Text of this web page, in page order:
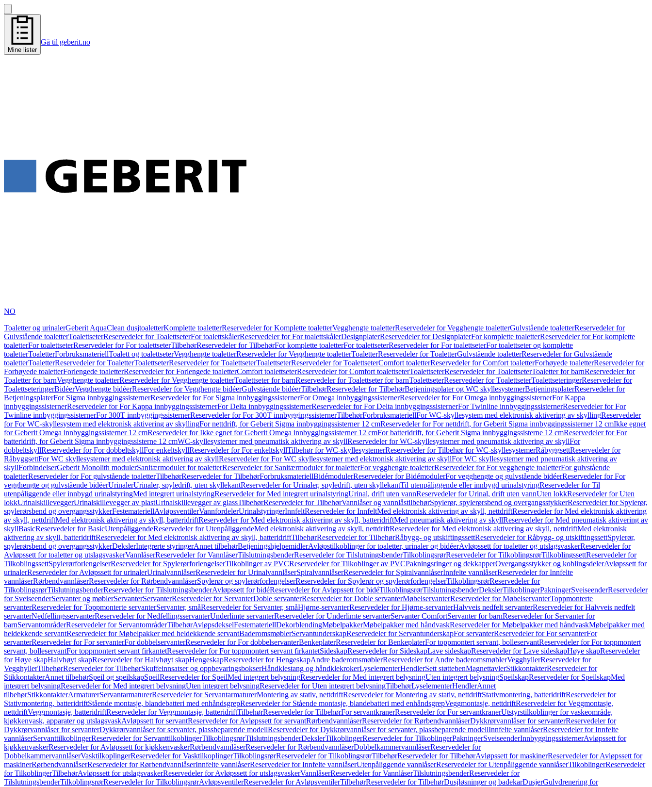
Mine lister
Gå til geberit.no
NO
Toaletter og urinalerGeberit AquaClean dusjtoaletterKomplette toaletterReservedeler for Komplette toaletterVegghengte toaletterReservedeler for Vegghengte toaletterGulvstående toaletterReservedeler for
Gulvstående toaletterToalettseterReservedeler for ToalettseterFor toalettskålerReservedeler for For toalettskålerDesignplaterReservedeler for DesignplaterFor komplette toaletterReservedeler for For komplette
toaletterFor toalettseterReservedeler for For toalettseterTilbehørReservedeler for TilbehørFor komplette toaletterFor toalettseterReservedeler for For toalettseterFor toalettseter og komplette
toaletterToaletterForbruksmateriellToalett og toalettseterVegghengte toaletterReservedeler for Vegghengte toaletterToaletterReservedeler for ToaletterGulvstående toaletterReservedeler for Gulvstående
toaletterToaletterReservedeler for ToaletterToalettseterReservedeler for ToalettseterToalettseterReservedeler for ToalettseterComfort toaletterReservedeler for Comfort toaletterForhøyede toaletterReservedeler for
Forhøyede toaletterForlengede toaletterReservedeler for Forlengede toaletterComfort toalettseterReservedeler for Comfort toalettseterToalettseterReservedeler for ToalettseterToaletter for barnReservedeler for
Toaletter for barnVegghengte toaletterReservedeler for Vegghengte toaletterToalettseter for barnReservedeler for Toalettseter for barnToalettseterReservedeler for ToalettseterToalettseteringerReservedeler for
ToalettseteringerBidéerVegghengte bidéerReservedeler for Vegghengte bidéerGulvstående bidéerTilbehørReservedeler for TilbehørBetjeningsplater og WC skyllesystemerBetjeningsplaterReservedeler for
BetjeningsplaterFor Sigma innbyggingssisternerReservedeler for For Sigma innbyggingssisternerFor Omega innbyggingssisternerReservedeler for For Omega innbyggingssisternerFor Kappa
innbyggingssisternerReservedeler for For Kappa innbyggingssisternerFor Delta innbyggingssisternerReservedeler for For Delta innbyggingssisternerFor Twinline innbyggingssisternerReservedeler for For
Twinline innbyggingssisternerFor 300T innbyggingssisternerReservedeler for For 300T innbyggingssisternerTilbehørForbruksmateriellFor WC-skyllesystem med elektronisk aktivering av skyllingReservedeler
for For WC-skyllesystem med elektronisk aktivering av skyllingFor nettdrift, for Geberit Sigma innbyggingssisterner 12 cmReservedeler for For nettdrift, for Geberit Sigma innbyggingssisterner 12 cmIkke egnet
for Geberit Omega innbyggingssisterner 12 cmReservedeler for Ikke egnet for Geberit Omega innbyggingssisterner 12 cmFor batteridrift, for Geberit Sigma innbyggingssisterne 12 cmReservedeler for For
batteridrift, for Geberit Sigma innbyggingssisterne 12 cmWC-skyllesystemer med pneumatisk aktivering av skyllReservedeler for WC-skyllesystemer med pneumatisk aktivering av skyllFor
dobbeltskyllReservedeler for For dobbeltskyllFor enkeltskyllReservedeler for For enkeltskyllTilbehør for WC-skyllesystemerReservedeler for Tilbehør for WC-skyllesystemerRåbyggsettReservedeler for
RåbyggsettFor WC skyllesystemer med elektronisk aktivering av skyllReservedeler for For WC skyllesystemer med elektronisk aktivering av skyllFor WC skyllesystemer med pneumatisk aktivering av
skyllForbindelserGeberit Monolith modulerSanitærmoduler for toaletterReservedeler for Sanitærmoduler for toaletterFor vegghengte toaletterReservedeler for For vegghengte toaletterFor gulvstående
toaletterReservedeler for For gulvstående toaletterTilbehørReservedeler for TilbehørForbruksmateriellBidémodulerReservedeler for BidémodulerFor vegghengte og gulvstående bidéerReservedeler for For
vegghengte og gulvstående bidéerUrinalerUrinaler, spyledrift, uten skyllekantReservedeler for Urinaler, spyledrift, uten skyllekantTil utenpåliggende eller innbygd urinalstyringReservedeler for Til
utenpåliggende eller innbygd urinalstyringMed integrert urinalstyringReservedeler for Med integrert urinalstyringUrinal, drift uten vannReservedeler for Urinal, drift uten vannUten lokkReservedeler for Uten
lokkUrinalskilleveggerUrinalskillevegger av plastUrinalskillevegger av glassTilbehørReservedeler for TilbehørVannlåser og vannlåstilbehørSpylerør, spylerørsbend og overgangsstykkerReservedeler for Spylerør,
spylerørsbend og overgangsstykkerFestemateriellAvløpsventilerVannfordelerUrinalstyringerInnfeltReservedeler for InnfeltMed elektronisk aktivering av skyll, nettdriftReservedeler for Med elektronisk aktivering
av skyll, nettdriftMed elektronisk aktivering av skyll, batteridriftReservedeler for Med elektronisk aktivering av skyll, batteridriftMed pneumatisk aktivering av skyllReservedeler for Med pneumatisk aktivering av
skyllBasicReservedeler for BasicUtenpåliggendeReservedeler for UtenpåliggendeMed elektronisk aktivering av skyll, nettdriftReservedeler for Med elektronisk aktivering av skyll, nettdriftMed elektronisk
aktivering av skyll, batteridriftReservedeler for Med elektronisk aktivering av skyll, batteridriftTilbehørReservedeler for TilbehørRåbygg- og utskiftingssettReservedeler for Råbygg- og utskiftingssettSpylerør,
spylerørsbend og overgangsstykkerDekslerIntegrerte styringerAnnet tilbehørBetjeningshjelpemidlerAvløpstilkoblinger for toaletter, urinaler og bidéerAvløpssett for toaletter og utslagsvaskerReservedeler for
Avløpssett for toaletter og utslagsvaskerVannlåserReservedeler for VannlåserTilslutningsbenderReservedeler for TilslutningsbenderTilkoblingsrørReservedeler for TilkoblingsrørTilkoblingssettReservedeler for
TilkoblingssettSpylerørforlengelserReservedeler for SpylerørforlengelserTilkoblinger av PVCReservedeler for Tilkoblinger av PVCPakningsringer og dekkapperOvergangsstykker og koblingsdelerAvløpssett for
urinalerReservedeler for Avløpssett for urinalerUrinalvannlåserReservedeler for UrinalvannlåserSpiralvannlåserReservedeler for SpiralvannlåserInnfelte vannlåserReservedeler for Innfelte
vannlåserRørbendvannlåserReservedeler for RørbendvannlåserSpylerør og spylerørforlengelserReservedeler for Spylerør og spylerørforlengelserTilkoblingsrørReservedeler for
TilkoblingsrørTilslutningsbenderReservedeler for TilslutningsbenderAvløpssett for bidéReservedeler for Avløpssett for bidéTilkoblingsrørTilslutningsbenderDekslerTilkoblingerPakningerSveiseenderReservedeler
for SveiseenderServanter og møblerServanterServanterReservedeler for ServanterDoble servanterReservedeler for Doble servanterMøbelservanterReservedeler for MøbelservanterToppmonterte
servanterReservedeler for Toppmonterte servanterServanter, småReservedeler for Servanter, småHjørne-servanterReservedeler for Hjørne-servanterHalvveis nedfelt servanterReservedeler for Halvveis nedfelt
servanterNedfellingsservanterReservedeler for NedfellingsservanterUnderlimte servanterReservedeler for Underlimte servanterServanter ComfortServanter for barnReservedeler for Servanter for
barnServantområderReservedeler for ServantområderTilbehørAvløpsdekselFestemateriellDekorblendingMøbelpakkerMøbelpakker med håndvaskReservedeler for Møbelpakker med håndvaskMøbelpakker med
heldekkende servantReservedeler for Møbelpakker med heldekkende servantBaderomsmøblerServantunderskapReservedeler for ServantunderskapFor servanterReservedeler for For servanterFor
servanterReservedeler for For servanterFor dobbelservanterReservedeler for For dobbelservanterBenkeplaterReservedeler for BenkeplaterFor toppmontert servant, bolleservantReservedeler for For toppmontert
servant, bolleservantFor toppmontert servant firkantetReservedeler for For toppmontert servant firkantetSideskapReservedeler for SideskapLave sideskapReservedeler for Lave sideskapHøye skapReservedeler
for Høye skapHalvhøyt skapReservedeler for Halvhøyt skapHengeskapReservedeler for HengeskapAndre baderomsmøblerReservedeler for Andre baderomsmøblerVegghyllerReservedeler for
VegghyllerTilbehørReservedeler for TilbehørSkuffeinnsatser og oppbevaringsbokserHåndklestang og håndklekrokerLyselementerHendlerSett støttebenMagnettavlerStikkontakterReservedeler for
StikkontakterAnnet tilbehørSpeil og speilskapSpeilReservedeler for SpeilMed integrert belysningReservedeler for Med integrert belysningUten integrert belysningSpeilskapReservedeler for SpeilskapMed
integrert belysningReservedeler for Med integrert belysningUten integrert belysningReservedeler for Uten integrert belysningTilbehørLyselementerHendlerAnnet
tilbehørStikkontakterArmaturerServantarmaturerReservedeler for ServantarmaturerMontering av stativ, nettdriftReservedeler for Montering av stativ, nettdriftStativmontering, batteridriftReservedeler for
Stativmontering, batteridriftStående montasje, blandebatteri med enhåndsgrepReservedeler for Stående montasje, blandebatteri med enhåndsgrepVeggmontasje, nettdriftReservedeler for Veggmontasje,
nettdriftVeggmontasje, batteridriftReservedeler for Veggmontasje, batteridriftTilbehørReservedeler for TilbehørFor servantkranerReservedeler for For servantkranerUtstyrstilkoblinger for vaskeområde,
kjøkkenvask, apparater og utslagsvaskAvløpssett for servantReservedeler for Avløpssett for servantRørbendvannlåserReservedeler for RørbendvannlåserDykkrørvannlåser for servanterReservedeler for
Dykkrørvannlåser for servanterDykkrørvannlåser for servanter, plassbeparende modellReservedeler for Dykkrørvannlåser for servanter, plassbeparende modellInnfelte vannlåserReservedeler for Innfelte
vannlåserServanttilkoblingerReservedeler for ServanttilkoblingerTilkoblingsrørTilslutningsbenderDekslerTilkoblingerReservedeler for TilkoblingerPakningerSveiseenderInnbyggingssisternerAvløpssett for
kjøkkenvaskerReservedeler for Avløpssett for kjøkkenvaskerRørbendvannlåserReservedeler for RørbendvannlåserDobbelkammervannlåserReservedeler for
DobbelkammervannlåserVasktilkoplingerReservedeler for VasktilkoplingerTilkoblingsrørReservedeler for TilkoblingsrørTilbehørReservedeler for TilbehørAvløpssett for maskinerReservedeler for Avløpssett for
maskinerRørbendvannlåserReservedeler for RørbendvannlåserInnfelte vannlåserReservedeler for Innfelte vannlåserUtenpåliggende vannlåserReservedeler for Utenpåliggende vannlåserTilkoblingerReservedeler
for TilkoblingerTilbehørAvløpssett for utslagsvaskerReservedeler for Avløpssett for utslagsvaskerVannlåserReservedeler for VannlåserTilslutningsbenderReservedeler for
TilslutningsbenderTilkoblingsrørReservedeler for TilkoblingsrørAvløpsventilerReservedeler for AvløpsventilerTilbehørReservedeler for TilbehørDusjløsninger og badekarDusjerGulvdrenering for